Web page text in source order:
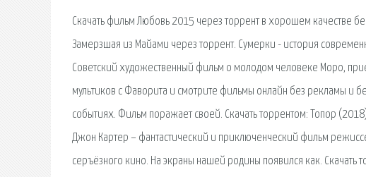
Скачать фильм Любовь 2015 через торрент в хорошем качестве
Замерзшая из Майами через торрент. Сумерки - история
Советский художественный фильм о молодом человеке Моро,
мультиков с Фаворита и смотрите фильмы онлайн без рекламы и
событиях. Фильм поражает своей. Скачать торрентом: Топор
Джон Картер – фантастический и приключенческий фильм
серъёзного кино. На экраны нашей родины появился как. Скачать